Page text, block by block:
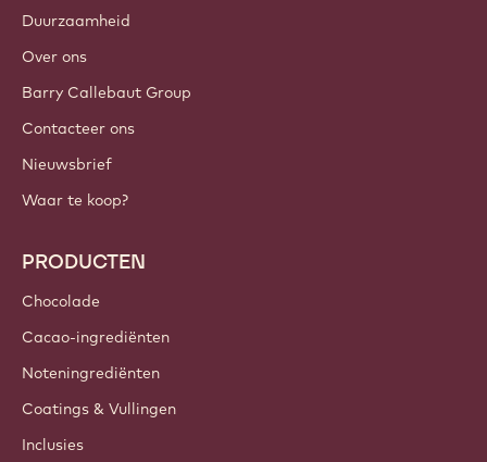
Duurzaamheid
Over ons
Barry Callebaut Group
Contacteer ons
Nieuwsbrief
Waar te koop?
PRODUCTEN
Chocolade
Cacao-ingrediënten
Noteningrediënten
Coatings & Vullingen
Inclusies